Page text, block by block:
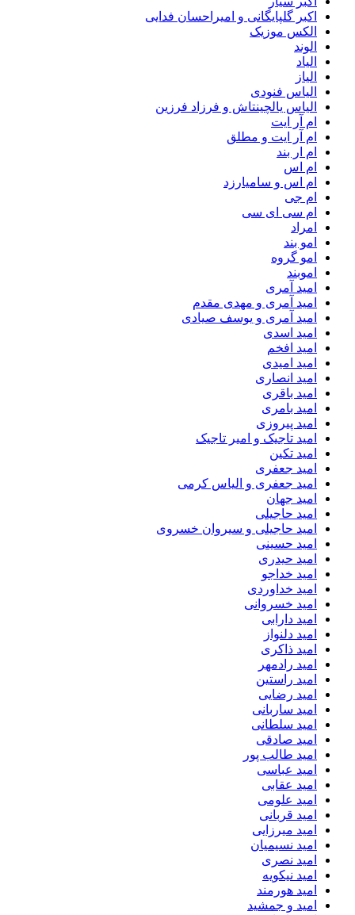
اکبر گلپایگانی و امیراحسان فدایی
الکس موزیک
الوند
الیاد
الیاز
الیاس فنودی
الیاس یالچینتاش و فرزاد فرزین
ام آر ایت
ام آر ایت و مطلق
ام‌ ار بند
ام اس
ام اس و سامیارزد
ام جی
ام سی ای سی
امراد
امو بند
امو گروه
اموبند
امید آمری
امید آمری و مهدی مقدم
امید آمری و یوسف صیادی
امید اسدی
امید افخم
امید امیدی
امید انصاری
امید باقری
امید بامری
امید پیروزی
امید تاجیک و امیر تاجیک
امید تکین
امید جعفری
امید جعفری و الیاس کرمی
امید جهان
امید حاجیلی
امید حاجیلی و سیروان خسروی
امید حسینی
امید حیدری
امید خداجو
امید خداوردی
امید خسروانی
امید دارابی
امید دلنواز
امید ذاکری
امید رادمهر
امید راستین
امید رضایی
امید ساربانی
امید سلطانی
امید صادقی
امید طالب پور
امید عباسی
امید عقابی
امید علومی
امید قربانی
امید میرزایی
امید نسیمیان
امید نصری
امید نیکویه
امید هورمند
امید و جمشید